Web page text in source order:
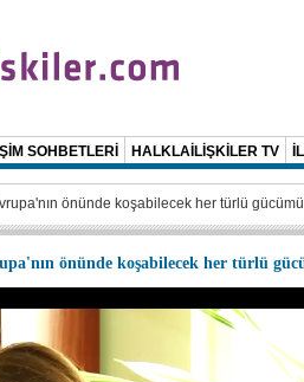
SOHBETLERİ HALKLAİLİŞKİLER TV
önünde koşabilecek her türlü
önünde koşabilecek her türlü